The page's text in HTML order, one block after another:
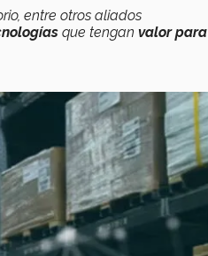
entre otros aliados
que tengan valor para